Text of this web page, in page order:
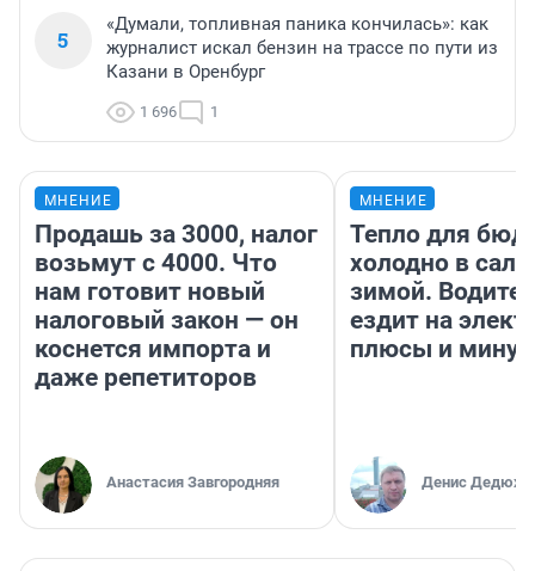
5
«Думали, топливная паника кончилась»: как
журналист искал бензин на трассе по пути из
Казани в Оренбург
1 696 1
МНЕНИЕ
Продашь за 3000, налог
возьмут с 4000. Что
нам готовит новый
налоговый закон — он
коснется импорта и
даже репетиторов
Анастасия Завгородняя
МНЕНИЕ
Тепло для
холодно в
зимой.
ездит на
плюсы и
Денис